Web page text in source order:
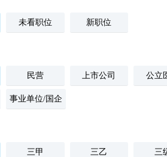
未看职位 新职位
民营 上市公司 公立
事业单位/国企
三甲 三乙 三